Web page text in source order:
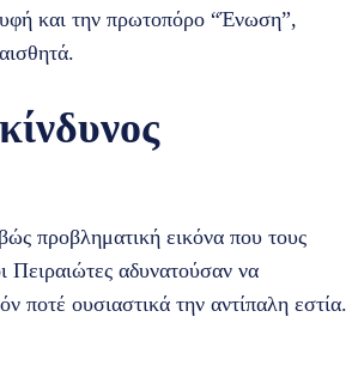
και την πρωτοπόρο “Ένωση”,
προβληματική εικόνα που τους
Πειραιώτες αδυνατούσαν να
ποτέ ουσιαστικά την αντίπαλη εστία.